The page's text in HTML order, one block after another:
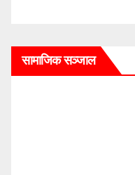
सामाजिक सञ्जाल